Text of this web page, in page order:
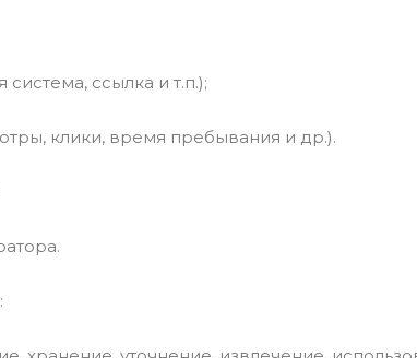
ссылка и т.п.);
клики, время пребывания и др.).